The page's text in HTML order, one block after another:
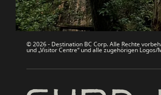
© 2026 - Destination BC Corp. Alle Rechte
und „Visitor Centre“ und alle zugehörigen